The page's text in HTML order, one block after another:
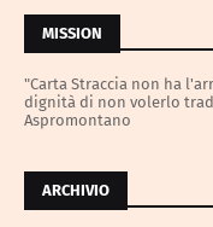
MISSION
"Carta Straccia non ha
dignità di non volerlo
Aspromontano
ARCHIVIO